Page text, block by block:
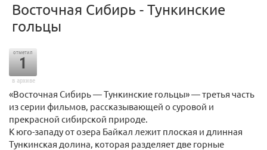
Восточная Сибирь - Тункинские
гольцы
отметил
1
в архиве
«Восточная Сибирь — Тункинские гольцы» — третья часть
из серии фильмов, рассказывающей о суровой и
прекрасной сибирской природе.
К юго-западу от озера Байкал лежит плоская и длинная
Тункинская долина, которая разделяет две горные